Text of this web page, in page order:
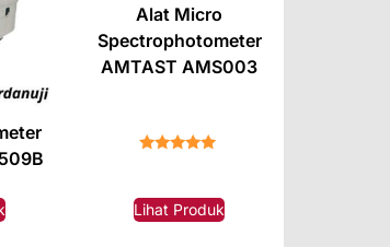
Alat Micro
Spectrophotometer
AMTAST AMS003
Lihat Produk